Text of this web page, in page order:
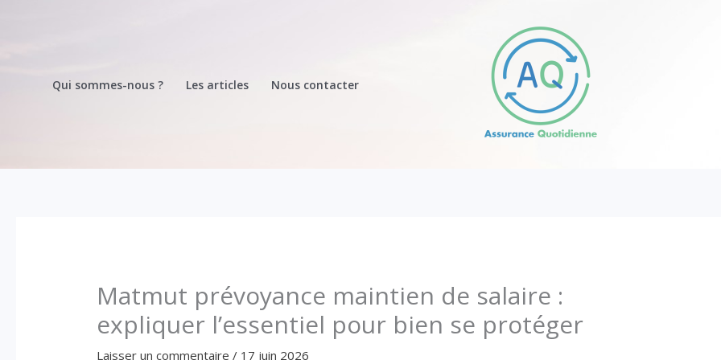
Qui sommes-nous ? Les articles Nous contacter
Matmut prévoyance maintien de salaire :
expliquer l’essentiel pour bien se protéger
Laisser un commentaire / 17 juin 2026